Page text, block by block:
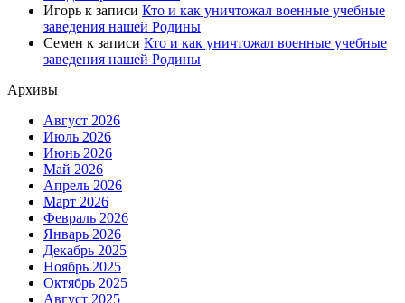
Игорь к записи Кто и как уничтожал военные учебные
заведения нашей Родины
Семен к записи Кто и как уничтожал военные учебные
заведения нашей Родины
Архивы
Август 2026
Июль 2026
Июнь 2026
Май 2026
Апрель 2026
Март 2026
Февраль 2026
Январь 2026
Декабрь 2025
Ноябрь 2025
Октябрь 2025
Август 2025